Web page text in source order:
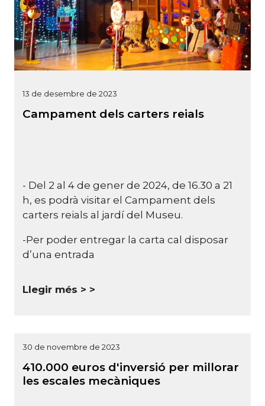
13 de desembre de 2023
Campament dels carters reials
- Del 2 al 4 de gener de 2024, de 16.30 a 21
h, es podrà visitar el Campament dels
carters reials al jardí del Museu.
-Per poder entregar la carta cal disposar
d’una entrada
Llegir més >
30 de novembre de 2023
410.000 euros d'inversió per millorar
les escales mecàniques